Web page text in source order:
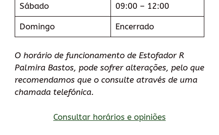
Sábado 09:00 – 12:00
Domingo Encerrado
O horário de funcionamento de Estofador R
Palmira Bastos, pode sofrer alterações, pelo que
recomendamos que o consulte através de uma
chamada telefónica.
Consultar horários e opiniões